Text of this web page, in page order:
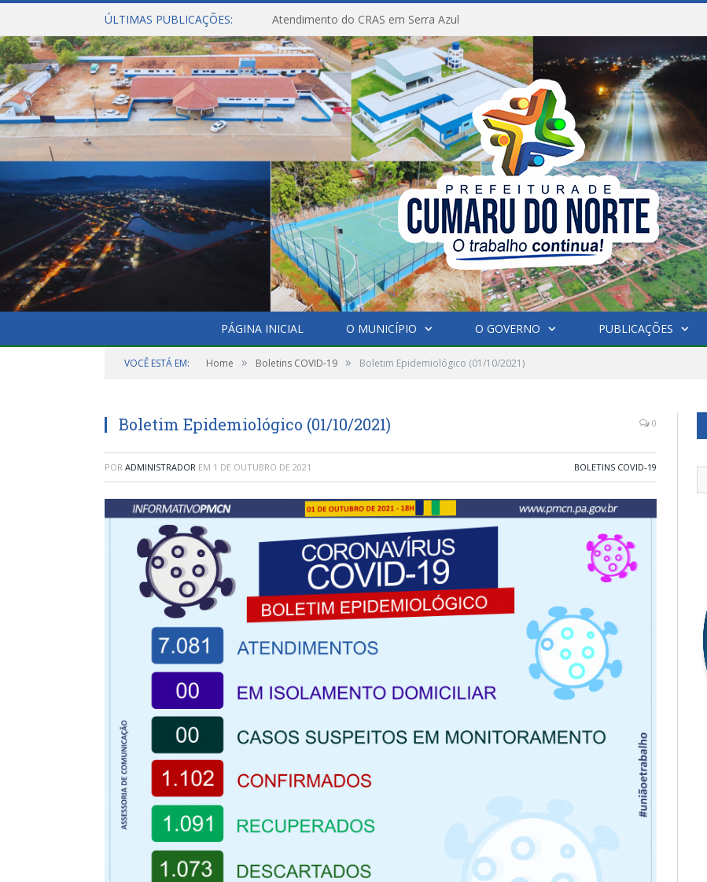
ÚLTIMAS PUBLICAÇÕES: Atendimento do CRAS em Serra Azul
PÁGINA INICIAL O MUNICÍPIO O GOVERNO PUBLICAÇÕES
VOCÊ ESTÁ EM: Home » Boletins COVID-19 » Boletim Epidemiológico (01/10/2021)
Boletim Epidemiológico (01/10/2021) 0
POR ADMINISTRADOR EM 1 DE OUTUBRO DE 2021 BOLETINS COVID-19